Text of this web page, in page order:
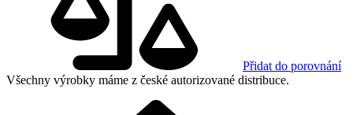
Přidat do porovnání
Všechny výrobky máme z české autorizované distribuce.